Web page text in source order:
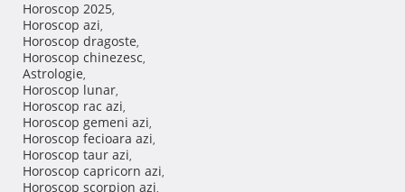
Horoscop 2025,
Horoscop azi,
Horoscop dragoste,
Horoscop chinezesc,
Astrologie,
Horoscop lunar,
Horoscop rac azi,
Horoscop gemeni azi,
Horoscop fecioara azi,
Horoscop taur azi,
Horoscop capricorn azi,
Horoscop scorpion azi,